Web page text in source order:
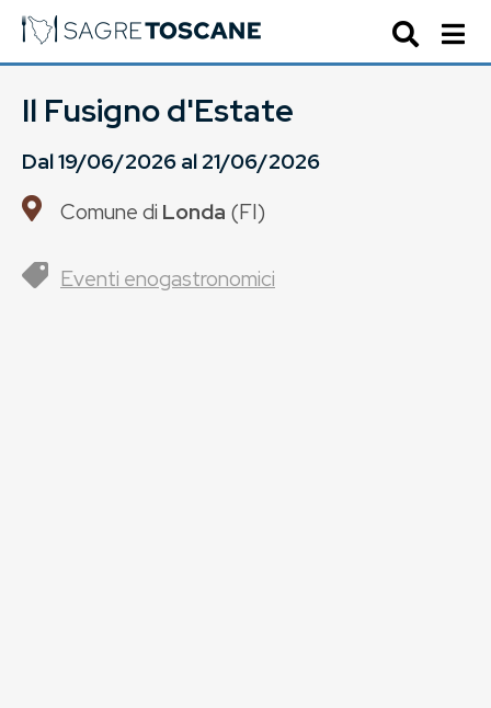
Il Fusigno d'Estate
Dal19/06/2026al21/06/2026
Comune di Londa (FI)
Eventi enogastronomici